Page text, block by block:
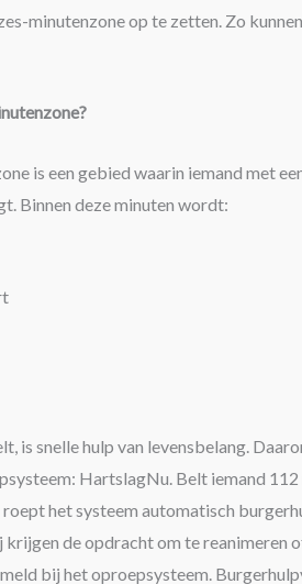
minutenzone op te zetten. Zo
is een gebied waarin iemand met
Binnen deze minuten wordt:
is snelle hulp van levensbelang.
HartslagNu. Belt iemand 112
het systeem automatisch
de opdracht om te reanimeren
bij het oproepsysteem.